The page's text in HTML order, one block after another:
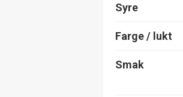
Syre
Farge / lukt
Smak